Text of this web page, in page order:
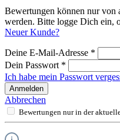
Bewertungen können nur von
werden. Bitte logge Dich ein,
Neuer Kunde?
Deine E-Mail-Adresse *
Dein Passwort *
Ich habe mein Passwort
Anmelden
Abbrechen
Bewertungen nur in der